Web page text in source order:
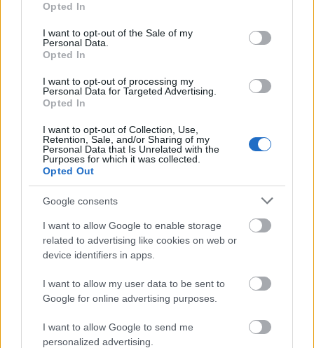
use your data for below specified purposes in below Google
consent section.
Opted In
I want to opt-out of the Sale of my
Personal Data.
Opted In
I want to opt-out of processing my
Personal Data for Targeted Advertising.
Opted In
I want to opt-out of Collection, Use,
Retention, Sale, and/or Sharing of my
Personal Data that Is Unrelated with the
Purposes for which it was collected.
Opted Out
Google consents
I want to allow Google to enable storage
related to advertising like cookies on web or
device identifiers in apps.
I want to allow my user data to be sent to
Google for online advertising purposes.
I want to allow Google to send me
personalized advertising.
Neue Klasse, marketingben és
kommunikációban is
Várkonyi Gábor Autóblog • 2026. július 27.
Érzésre már egy fél modellciklus óta karmesterkedik
a BMW a média figyelmével az iX3 kapcsán. Arról,
hogy érkezni fog "valami" ami felforgatja az ...